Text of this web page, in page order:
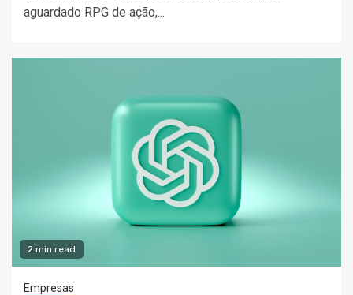
aguardado RPG de ação,...
2 min read
Empresas